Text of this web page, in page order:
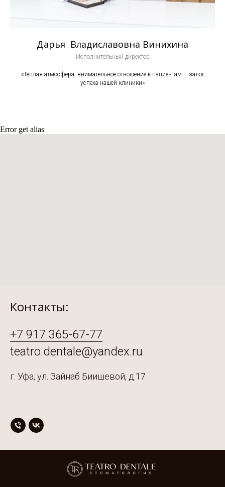
Дарья Владиславовна Винихина
Исполнительный директор
«Теплая атмосфера, внимательное отношение к пациентам – залог
успеха нашей клиники»
Error get alias
Контакты:
+7 917 365-67-77
teatro.dentale@yandex.ru
г. Уфа, ул. Зайнаб Биишевой, д.17